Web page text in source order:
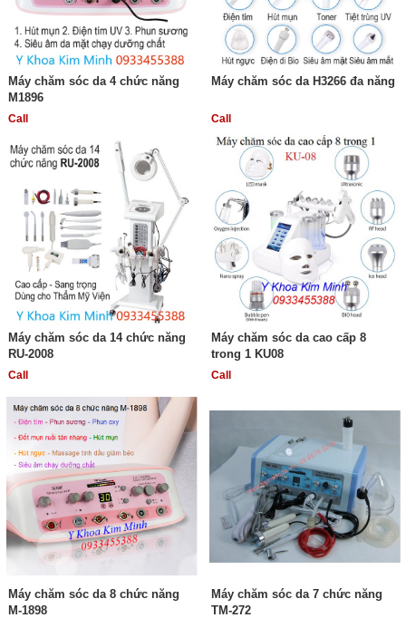
Máy chăm sóc da 4 chức năng
M1896
Call
Máy chăm sóc da H3266 đa năng
Call
Máy chăm sóc da 14 chức năng
RU-2008
Call
Máy chăm sóc da cao cấp 8
trong 1 KU08
Call
Máy chăm sóc da 8 chức năng
M-1898
Máy chăm sóc da 7 chức năng
TM-272